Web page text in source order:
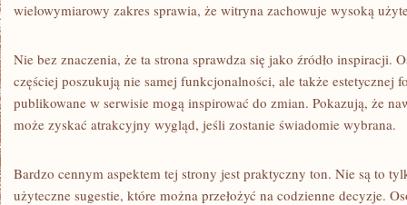
wielowymiarowy zakres sprawia, że witryna zachowuje wysoką
Nie bez znaczenia, że ta strona sprawdza się jako źródło inspiracji.
częściej poszukują nie samej funkcjonalności, ale także estetycznej
publikowane w serwisie mogą inspirować do zmian. Pokazują, że
może zyskać atrakcyjny wygląd, jeśli zostanie świadomie wybrana.
Bardzo cennym aspektem tej strony jest praktyczny ton. Nie są to
użyteczne sugestie, które można przełożyć na codzienne decyzje.